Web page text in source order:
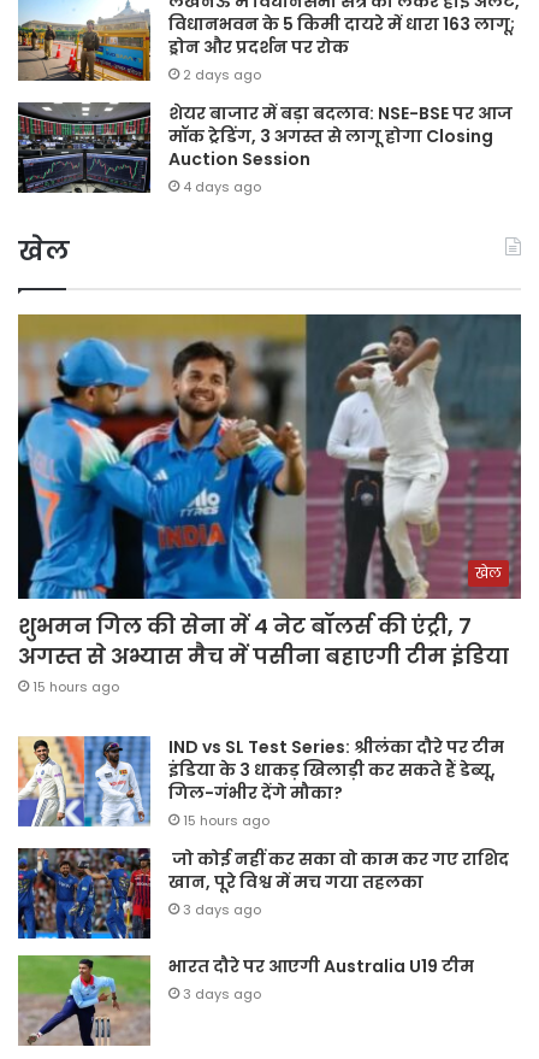
विधानभवन के 5 किमी दायरे में धारा 163 लागू;
ड्रोन और प्रदर्शन पर रोक
2 days ago
शेयर बाजार में बड़ा बदलाव: NSE-BSE पर आज
मॉक ट्रेडिंग, 3 अगस्त से लागू होगा Closing
Auction Session
4 days ago
खेल
खेल
शुभमन गिल की सेना में 4 नेट बॉलर्स की एंट्री, 7
अगस्त से अभ्यास मैच में पसीना बहाएगी टीम इंडिया
15 hours ago
IND vs SL Test Series: श्रीलंका दौरे पर टीम
इंडिया के 3 धाकड़ खिलाड़ी कर सकते हैं डेब्यू,
गिल-गंभीर देंगे मौका?
15 hours ago
जो कोई नहीं कर सका वो काम कर गए राशिद
खान, पूरे विश्व में मच गया तहलका
3 days ago
भारत दौरे पर आएगी Australia U19 टीम
3 days ago